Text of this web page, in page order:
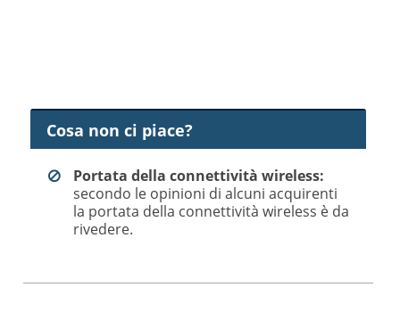
Cosa non ci piace?
Portata della connettività wireless:
secondo le opinioni di alcuni acquirenti
la portata della connettività wireless è da
rivedere.